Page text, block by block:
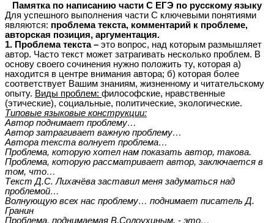
Памятка по написанию части С ЕГЭ по русскому языку
Для успешного выполнения части С ключевыми понятиями
являются: проблема текста, комментарий к проблеме,
авторская позиция, аргументация.
1. Проблема текста – это вопрос, над которым размышляет
автор. Часто текст может затрагивать несколько проблем. В
основу своего сочинения нужно положить ту, которая а)
находится в центре внимания автора; б) которая более
соответствует Вашим знаниям, жизненному и читательскому
опыту. Виды проблем: философские, нравственные
(этические), социальные, политические, экологические.
Типовые языковые конструкции:
Автор поднимает проблему…
Автор затрагивает важную проблему…
Автора текста волнует проблема…
Проблема, которую хотел нам показать автор, такова.
Проблема, которую рассматривает автор, заключается в
том, что…
Текст Д.С. Лихачёва заставил меня задуматься над
проблемой…
Волнующую всех нас проблему… поднимает писатель Д.
Гранин
Проблема, поднимаемая В.Солоухиным, - это…